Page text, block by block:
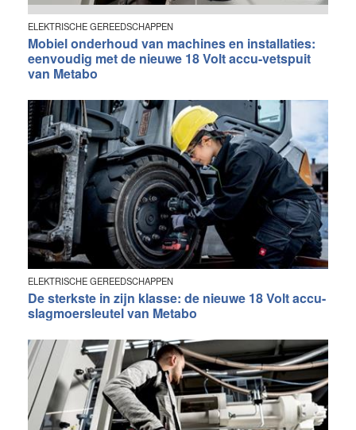
ELEKTRISCHE GEREEDSCHAPPEN
Mobiel onderhoud van machines en installaties:
eenvoudig met de nieuwe 18 Volt accu-vetspuit
van Metabo
ELEKTRISCHE GEREEDSCHAPPEN
De sterkste in zijn klasse: de nieuwe 18 Volt accu-
slagmoersleutel van Metabo